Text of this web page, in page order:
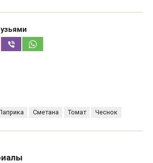
Сметана Томат Чеснок